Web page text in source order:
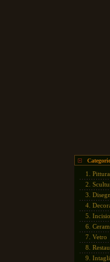
1. Pittura
2.
3.
4.
5.
6.
7. Vetro
8.
9.